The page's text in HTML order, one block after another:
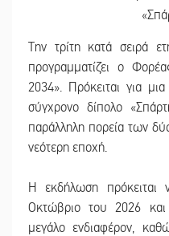
Την τρίτη κατά σειρά
προγραμματίζει ο
2034». Πρόκειται για
σύγχρονο δίπολο
παράλληλη πορεία των
νεότερη εποχή.
Η εκδήλωση πρόκειται
Οκτώβριο του 2026 και
μεγάλο ενδιαφέρον,